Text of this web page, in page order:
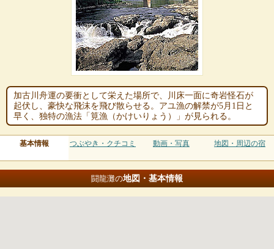
加古川舟運の要衝として栄えた場所で、川床一面に奇岩怪石が
起伏し、豪快な飛沫を飛び散らせる。アユ漁の解禁が5月1日と
早く、独特の漁法「筧漁（かけいりょう）」が見られる。
基本情報 つぶやき・クチコミ 動画・写真 地図・周辺の宿
闘龍灘の地図・基本情報